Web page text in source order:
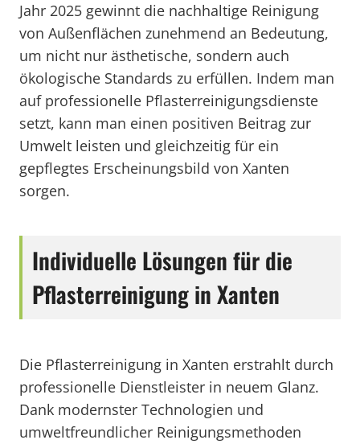
Jahr 2025 gewinnt die nachhaltige Reinigung
von Außenflächen zunehmend an Bedeutung,
um nicht nur ästhetische, sondern auch
ökologische Standards zu erfüllen. Indem man
auf professionelle Pflasterreinigungsdienste
setzt, kann man einen positiven Beitrag zur
Umwelt leisten und gleichzeitig für ein
gepflegtes Erscheinungsbild von Xanten
sorgen.
Individuelle Lösungen für die
Pflasterreinigung in Xanten
Die Pflasterreinigung in Xanten erstrahlt durch
professionelle Dienstleister in neuem Glanz.
Dank modernster Technologien und
umweltfreundlicher Reinigungsmethoden